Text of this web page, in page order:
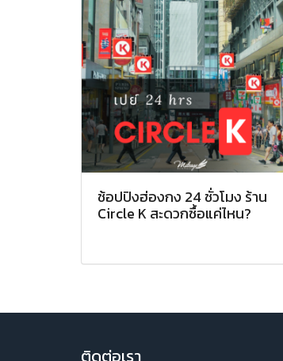
ช้อปปิงฮ่องกง 24 ชั่วโมง ร้าน
Circle K สะดวกซื้อแค่ไหน?
ติดต่อเรา